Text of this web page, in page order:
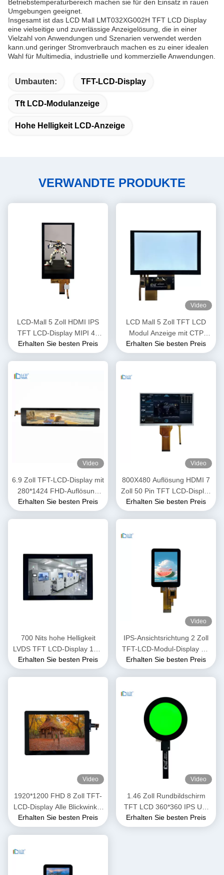
Betriebstemperaturbereich machen sie für den Einsatz in rauen
Umgebungen geeignet.
Insgesamt ist das LCD Mall LMT032XG002H TFT LCD Display
eine vielseitige und zuverlässige Anzeigelösung, die in einer
Vielzahl von Anwendungen und Szenarien verwendet werden
kann.und geringer Stromverbrauch machen es zu einer idealen
Wahl für Multimedia, industrielle und kommerzielle Anwendungen.
Umbauten: TFT-LCD-Display
Tft LCD-Modulanzeige
Hohe Helligkeit LCD-Anzeige
VERWANDTE PRODUKTE
LCD-Mall 5 Zoll HDMI IPS
TFT LCD-Display MIPI 4L
Schnittstelle
Erhalten Sie besten Preis
Video
LCD Mall 5 Zoll TFT LCD
Modul Anzeige mit CTP
Touch Panel IPS Anzeige
400cd/M2
Erhalten Sie besten Preis
Video
6.9 Zoll TFT-LCD-Display mit
280*1424 FHD-Auflösung
MIPI-Schnittstelle
Erhalten Sie besten Preis
Video
800X480 Auflösung HDMI 7
Zoll 50 Pin TFT LCD-Display
RGB FPC-Schnittstelle
Erhalten Sie besten Preis
700 Nits hohe Helligkeit
LVDS TFT LCD-Display 10,1
Zoll OEM ODM 1920x1200
Erhalten Sie besten Preis
Video
IPS-Ansichtsrichtung 2 Zoll
TFT-LCD-Modul-Display mit
SPI3/4-Linienschnittstelle
Erhalten Sie besten Preis
Video
1920*1200 FHD 8 Zoll TFT-
LCD-Display Alle Blickwinkel
1000 Nits Hohe Helligkeit
Erhalten Sie besten Preis
Video
1.46 Zoll Rundbildschirm
TFT LCD 360*360 IPS Uhr
LCD-Display Modul
Erhalten Sie besten Preis